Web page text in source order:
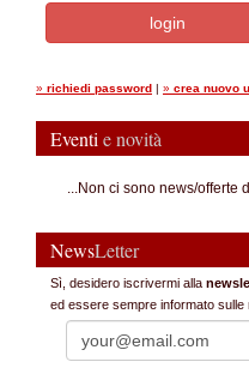
» richiedi password | » crea nuovo
Eventi e novità
...Non ci sono news/offerte
NewsLetter
Sì, desidero iscrivermi alla
ed essere sempre informato sulle